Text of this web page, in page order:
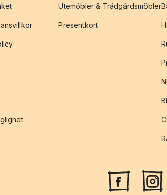
Utemöbler & Trädgårdsmöbler
Presentkort